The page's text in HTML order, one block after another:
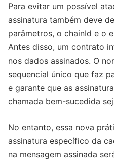
Para evitar um possível
assinatura também deve
parâmetros, o chainId e o
Antes disso, um contrato
nos dados assinados. O
sequencial único que faz
e garante que as
chamada bem-sucedida
No entanto, essa nova
assinatura específico da
na mensagem assinada